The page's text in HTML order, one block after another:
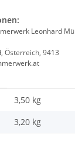
Leonhard
Österreich, 9413
3,50 kg
3,20 kg